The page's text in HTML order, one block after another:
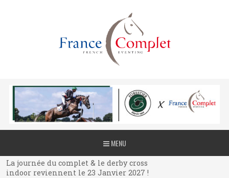
MENU
La journée du complet & le derby cross
indoor reviennent le 23 Janvier 2027 !
La journée du complet & le derby cross
indoor reviennent le 23 Janvier 2027 !